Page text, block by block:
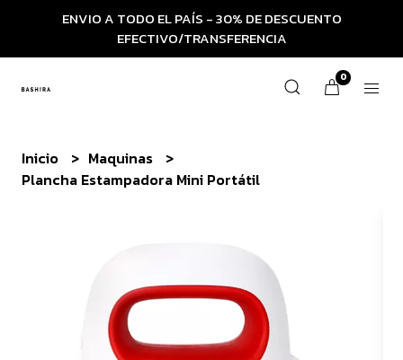
ENVIO A TODO EL PAÍS - 30% DE DESCUENTO
EFECTIVO/TRANSFERENCIA
0
Inicio
Maquinas
Plancha Estampadora Mini Portátil